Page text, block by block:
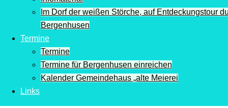
Im Dorf der weißen Störche, auf Entdeckungstour
Bergenhusen
Termine
Termine
Termine für Bergenhusen einreichen
Kalender Gemeindehaus „alte Meierei
Links